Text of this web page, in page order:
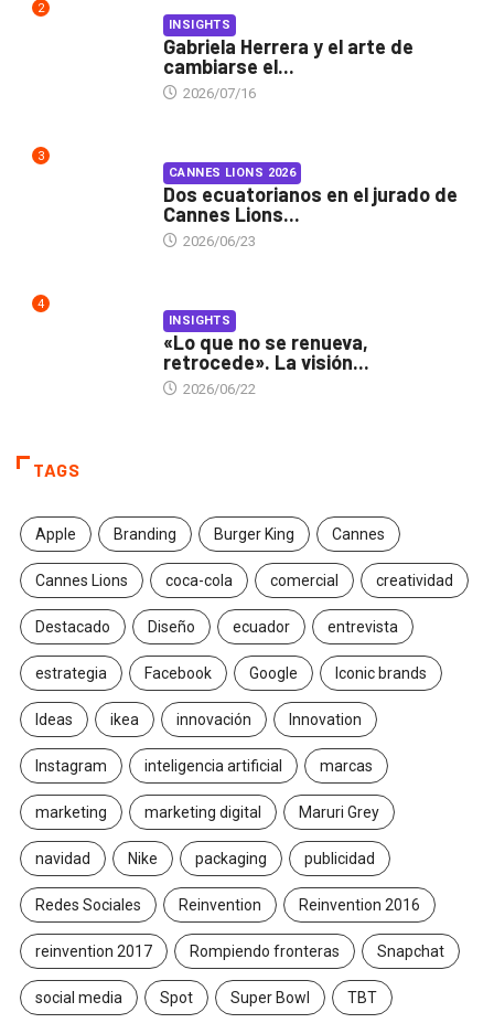
2
INSIGHTS
Gabriela Herrera y el arte de
cambiarse el...
2026/07/16
3
CANNES LIONS 2026
Dos ecuatorianos en el jurado de
Cannes Lions...
2026/06/23
4
INSIGHTS
«Lo que no se renueva,
retrocede». La visión...
2026/06/22
TAGS
Apple Branding Burger King Cannes
Cannes Lions coca-cola comercial creatividad
Destacado Diseño ecuador entrevista
estrategia Facebook Google Iconic brands
Ideas ikea innovación Innovation
Instagram inteligencia artificial marcas
marketing marketing digital Maruri Grey
navidad Nike packaging publicidad
Redes Sociales Reinvention Reinvention 2016
reinvention 2017 Rompiendo fronteras Snapchat
social media Spot Super Bowl TBT